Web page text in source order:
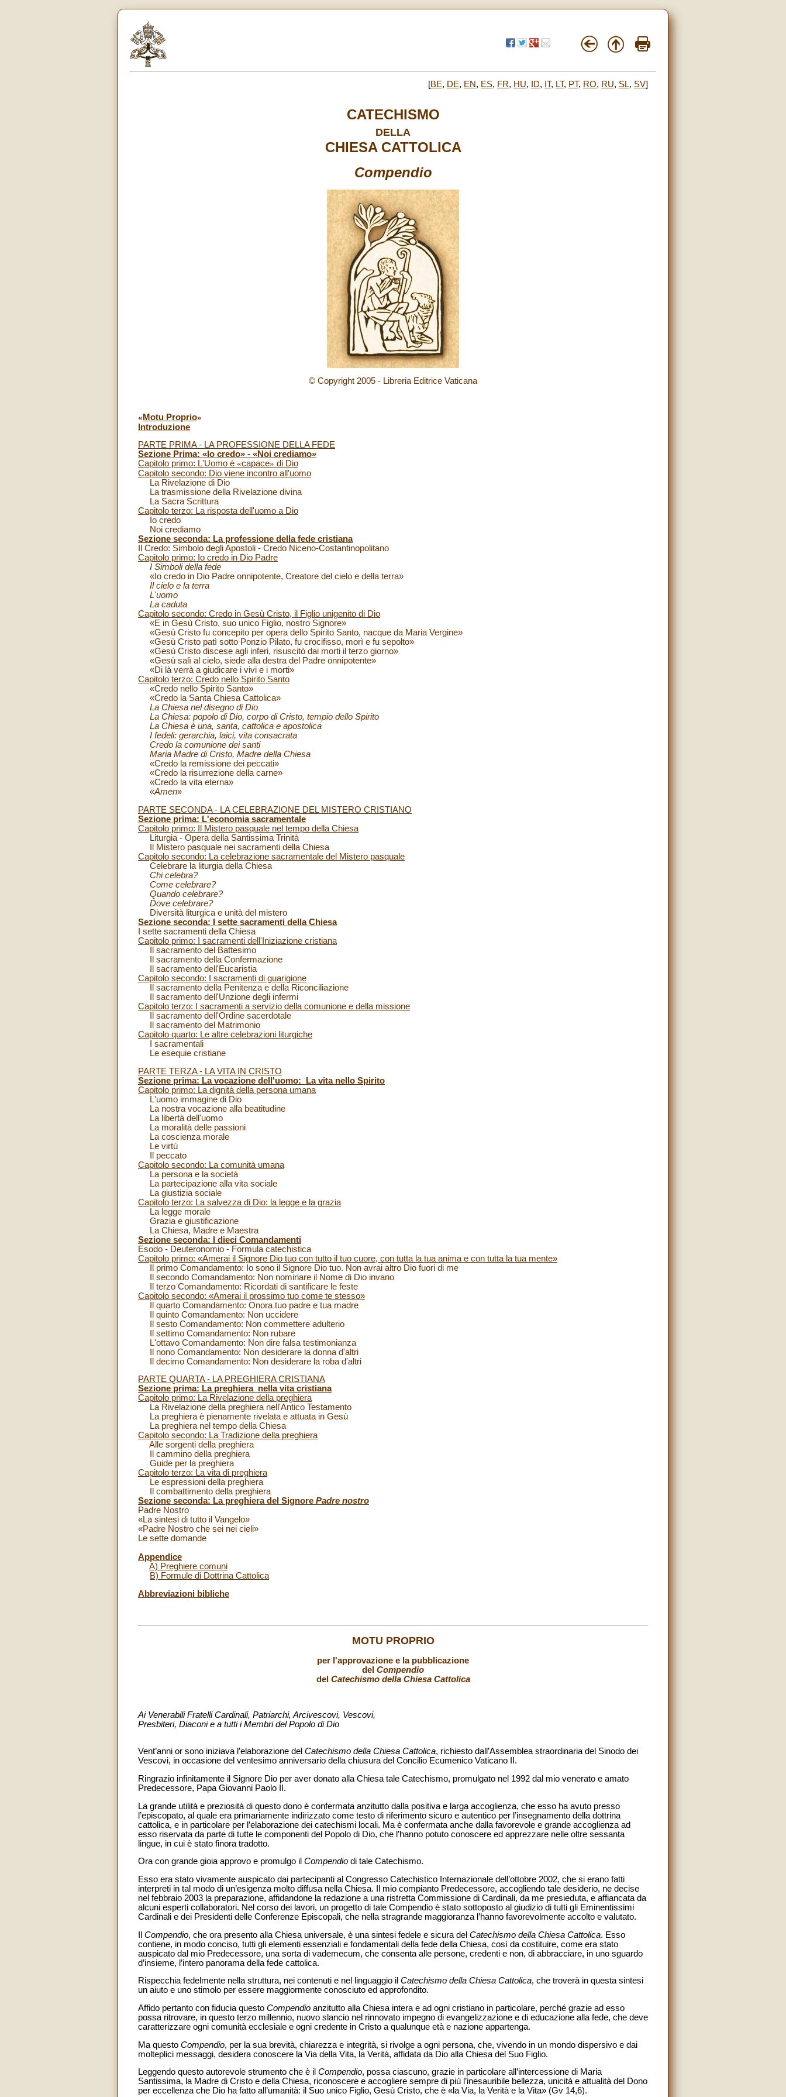
[BE, DE, EN, ES, FR, HU, ID, IT, LT, PT, RO, RU, SL, SV]
CATECHISMO
DELLA
CHIESA CATTOLICA
Compendio
© Copyright 2005 - Libreria Editrice Vaticana
«Motu Proprio»
Introduzione
PARTE PRIMA - LA PROFESSIONE DELLA FEDE
Sezione Prima: «Io credo» - «Noi crediamo»
Capitolo primo: L'Uomo è «capace» di Dio
Capitolo secondo: Dio viene incontro all'uomo
La Rivelazione di Dio
La trasmissione della Rivelazione divina
La Sacra Scrittura
Capitolo terzo: La risposta dell'uomo a Dio
Io credo
Noi crediamo
Sezione seconda: La professione della fede cristiana
Il Credo: Simbolo degli Apostoli - Credo Niceno-Costantinopolitano
Capitolo primo: Io credo in Dio Padre
I Simboli della fede
«Io credo in Dio Padre onnipotente, Creatore del cielo e della terra»
Il cielo e la terra
L'uomo
La caduta
Capitolo secondo: Credo in Gesù Cristo, il Figlio unigenito di Dio
«E in Gesù Cristo, suo unico Figlio, nostro Signore»
«Gesù Cristo fu concepito per opera dello Spirito Santo, nacque da Maria Vergine»
«Gesù Cristo patì sotto Ponzio Pilato, fu crocifisso, morì e fu sepolto»
«Gesù Cristo discese agli inferi, risuscitò dai morti il terzo giorno»
«Gesù salì al cielo, siede alla destra del Padre onnipotente»
«Di là verrà a giudicare i vivi e i morti»
Capitolo terzo: Credo nello Spirito Santo
«Credo nello Spirito Santo»
«Credo la Santa Chiesa Cattolica»
La Chiesa nel disegno di Dio
La Chiesa: popolo di Dio, corpo di Cristo, tempio dello Spirito
La Chiesa è una, santa, cattolica e apostolica
I fedeli: gerarchia, laici, vita consacrata
Credo la comunione dei santi
Maria Madre di Cristo, Madre della Chiesa
«Credo la remissione dei peccati»
«Credo la risurrezione della carne»
«Credo la vita eterna»
«Amen»
PARTE SECONDA - LA CELEBRAZIONE DEL MISTERO CRISTIANO
Sezione prima: L'economia sacramentale
Capitolo primo: Il Mistero pasquale nel tempo della Chiesa
Liturgia - Opera della Santissima Trinità
Il Mistero pasquale nei sacramenti della Chiesa
Capitolo secondo: La celebrazione sacramentale del Mistero pasquale
Celebrare la liturgia della Chiesa
Chi celebra?
Come celebrare?
Quando celebrare?
Dove celebrare?
Diversità liturgica e unità del mistero
Sezione seconda: I sette sacramenti della Chiesa
I sette sacramenti della Chiesa
Capitolo primo: I sacramenti dell'Iniziazione cristiana
Il sacramento del Battesimo
Il sacramento della Confermazione
Il sacramento dell'Eucaristia
Capitolo secondo: I sacramenti di guarigione
Il sacramento della Penitenza e della Riconciliazione
Il sacramento dell'Unzione degli infermi
Capitolo terzo: I sacramenti a servizio della comunione e della missione
Il sacramento dell'Ordine sacerdotale
Il sacramento del Matrimonio
Capitolo quarto: Le altre celebrazioni liturgiche
I sacramentali
Le esequie cristiane
PARTE TERZA - LA VITA IN CRISTO
Sezione prima: La vocazione dell'uomo: La vita nello Spirito
Capitolo primo: La dignità della persona umana
L'uomo immagine di Dio
La nostra vocazione alla beatitudine
La libertà dell'uomo
La moralità delle passioni
La coscienza morale
Le virtù
Il peccato
Capitolo secondo: La comunità umana
La persona e la società
La partecipazione alla vita sociale
La giustizia sociale
Capitolo terzo: La salvezza di Dio: la legge e la grazia
La legge morale
Grazia e giustificazione
La Chiesa, Madre e Maestra
Sezione seconda: I dieci Comandamenti
Esodo - Deuteronomio - Formula catechistica
Capitolo primo: «Amerai il Signore Dio tuo con tutto il tuo cuore, con tutta la tua anima e con tutta la tua mente»
Il primo Comandamento: Io sono il Signore Dio tuo. Non avrai altro Dio fuori di me
Il secondo Comandamento: Non nominare il Nome di Dio invano
Il terzo Comandamento: Ricordati di santificare le feste
Capitolo secondo: «Amerai il prossimo tuo come te stesso»
Il quarto Comandamento: Onora tuo padre e tua madre
Il quinto Comandamento: Non uccidere
Il sesto Comandamento: Non commettere adulterio
Il settimo Comandamento: Non rubare
L'ottavo Comandamento: Non dire falsa testimonianza
Il nono Comandamento: Non desiderare la donna d'altri
Il decimo Comandamento: Non desiderare la roba d'altri
PARTE QUARTA - LA PREGHIERA CRISTIANA
Sezione prima: La preghiera nella vita cristiana
Capitolo primo: La Rivelazione della preghiera
La Rivelazione della preghiera nell'Antico Testamento
La preghiera è pienamente rivelata e attuata in Gesù
La preghiera nel tempo della Chiesa
Capitolo secondo: La Tradizione della preghiera
Alle sorgenti della preghiera
Il cammino della preghiera
Guide per la preghiera
Capitolo terzo: La vita di preghiera
Le espressioni della preghiera
Il combattimento della preghiera
Sezione seconda: La preghiera del Signore Padre nostro
Padre Nostro
«La sintesi di tutto il Vangelo»
«Padre Nostro che sei nei cieli»
Le sette domande
Appendice
A) Preghiere comuni
B) Formule di Dottrina Cattolica
Abbreviazioni bibliche
MOTU PROPRIO
per l'approvazione e la pubblicazione
del Compendio
del Catechismo della Chiesa Cattolica
Ai Venerabili Fratelli Cardinali, Patriarchi, Arcivescovi, Vescovi,
Presbiteri, Diaconi e a tutti i Membri del Popolo di Dio
Vent’anni or sono iniziava l’elaborazione del Catechismo della Chiesa Cattolica, richiesto dall’Assemblea straordinaria del Sinodo dei
Vescovi, in occasione del ventesimo anniversario della chiusura del Concilio Ecumenico Vaticano II.
Ringrazio infinitamente il Signore Dio per aver donato alla Chiesa tale Catechismo, promulgato nel 1992 dal mio venerato e amato
Predecessore, Papa Giovanni Paolo II.
La grande utilità e preziosità di questo dono è confermata anzitutto dalla positiva e larga accoglienza, che esso ha avuto presso
l’episcopato, al quale era primariamente indirizzato come testo di riferimento sicuro e autentico per l’insegnamento della dottrina
cattolica, e in particolare per l’elaborazione dei catechismi locali. Ma è confermata anche dalla favorevole e grande accoglienza ad
esso riservata da parte di tutte le componenti del Popolo di Dio, che l’hanno potuto conoscere ed apprezzare nelle oltre sessanta
lingue, in cui è stato finora tradotto.
Ora con grande gioia approvo e promulgo il Compendio di tale Catechismo.
Esso era stato vivamente auspicato dai partecipanti al Congresso Catechistico Internazionale dell’ottobre 2002, che si erano fatti
interpreti in tal modo di un’esigenza molto diffusa nella Chiesa. Il mio compianto Predecessore, accogliendo tale desiderio, ne decise
nel febbraio 2003 la preparazione, affidandone la redazione a una ristretta Commissione di Cardinali, da me presieduta, e affiancata da
alcuni esperti collaboratori. Nel corso dei lavori, un progetto di tale Compendio è stato sottoposto al giudizio di tutti gli Eminentissimi
Cardinali e dei Presidenti delle Conferenze Episcopali, che nella stragrande maggioranza l’hanno favorevolmente accolto e valutato.
Compendio, che ora presento alla Chiesa universale, è una sintesi fedele e sicura del Catechismo della Chiesa Cattolica. Esso
contiene, in modo conciso, tutti gli elementi essenziali e fondamentali della fede della Chiesa, così da costituire, come era stato
auspicato dal mio Predecessore, una sorta di vademecum, che consenta alle persone, credenti e non, di abbracciare, in uno sguardo
d’insieme, l’intero panorama della fede cattolica.
Rispecchia fedelmente nella struttura, nei contenuti e nel linguaggio il Catechismo della Chiesa Cattolica, che troverà in questa sintesi
un aiuto e uno stimolo per essere maggiormente conosciuto ed approfondito.
Affido pertanto con fiducia questo Compendio anzitutto alla Chiesa intera e ad ogni cristiano in particolare, perché grazie ad esso
possa ritrovare, in questo terzo millennio, nuovo slancio nel rinnovato impegno di evangelizzazione e di educazione alla fede, che deve
caratterizzare ogni comunità ecclesiale e ogni credente in Cristo a qualunque età e nazione appartenga.
Ma questo Compendio, per la sua brevità, chiarezza e integrità, si rivolge a ogni persona, che, vivendo in un mondo dispersivo e dai
molteplici messaggi, desidera conoscere la Via della Vita, la Verità, affidata da Dio alla Chiesa del Suo Figlio.
Leggendo questo autorevole strumento che è il Compendio, possa ciascuno, grazie in particolare all’intercessione di Maria
Santissima, la Madre di Cristo e della Chiesa, riconoscere e accogliere sempre di più l’inesauribile bellezza, unicità e attualità del Dono
per eccellenza che Dio ha fatto all’umanità: il Suo unico Figlio, Gesù Cristo, che è «la Via, la Verità e la Vita» (Gv 14,6).